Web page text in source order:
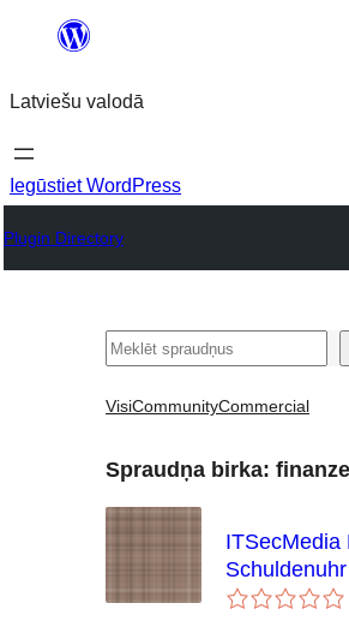
Pāriet
saturu
Latviešu valodā
Iegūstiet WordPress
Plugin Directory
Meklēt
VisiCommunityCommercial
Spraudņa birka:
ITSecMedia
Schuldenuhr